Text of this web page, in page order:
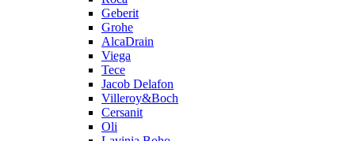
Geberit
Grohe
AlcaDrain
Viega
Tece
Jacob Delafon
Villeroy&Boch
Cersanit
Oli